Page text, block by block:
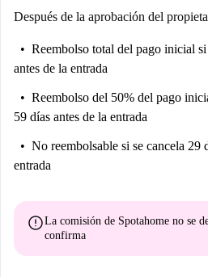
Después de la aprobación del
Reembolso total del pago inicial
antes de la entrada
Reembolso del 50% del pago
59 días antes de la entrada
No reembolsable si se cancela 29
entrada
errorLa comisión de Spotahome no se
confirma